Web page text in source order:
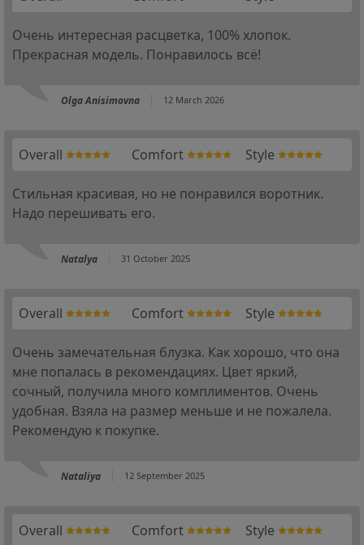
Очень интересная расцветка, 100% хлопок.
Прекрасная модель. Понравилось всё!
Olga Anisimovna 12 March 2026
Overall Comfort Style
Стильная красивая, но не понравился воротник.
Надо перешивать его.
Natalya 31 October 2025
Overall Comfort Style
Очень замечательная блузка. Как хорошо, что она
мне попалась в рекомендациях. Цвет яркий,
сочный, получила много комплиментов. Очень
удобная. Взяла на размер меньше и не пожалела.
Рекомендую к покупке.
Nataliya 12 September 2025
Overall Comfort Style